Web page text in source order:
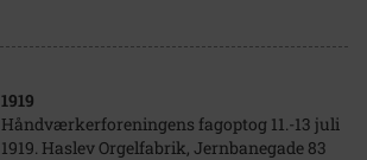
1919
Håndværkerforeningens fagoptog 11.-13 juli
1919. Haslev Orgelfabrik, Jernbanegade 83